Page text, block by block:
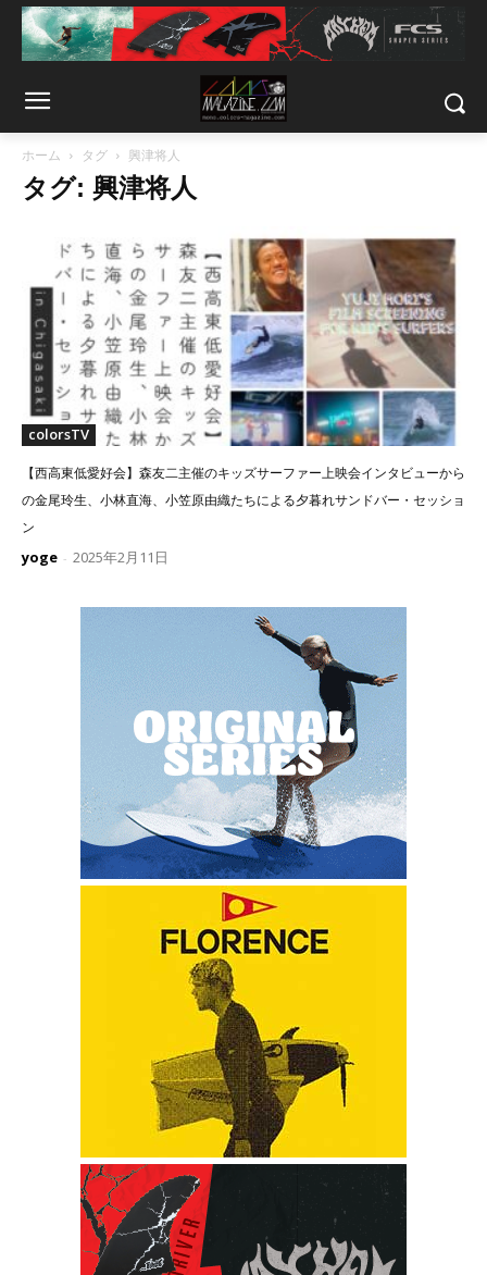
ホーム タグ 興津将人
タグ: 興津将人
colorsTV
【西高東低愛好会】森友二主催のキッズサーファー上映会インタビューから
の金尾玲生、小林直海、小笠原由織たちによる夕暮れサンドバー・セッショ
ン
yoge - 2025年2月11日